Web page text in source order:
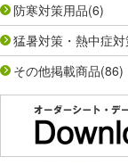
防寒対策用品(6)
猛暑対策・熱中症
その他掲載商品(86)